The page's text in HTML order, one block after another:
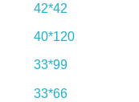
42*42
40*120
33*99
33*66